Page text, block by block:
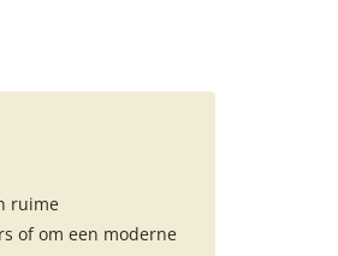
ruime
of om een moderne